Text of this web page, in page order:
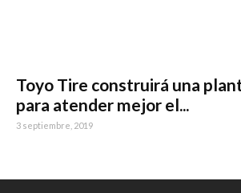
Toyo Tire construirá una
para atender mejor el...
3 septiembre, 2019